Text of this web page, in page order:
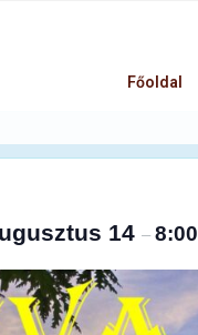
Főoldal
14 –